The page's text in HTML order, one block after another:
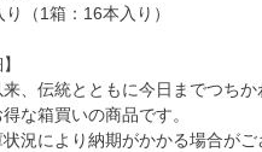
（1箱：16本入り）
、伝統とともに今日までつち
な箱買いの商品です。
況により納期がかかる場合がご